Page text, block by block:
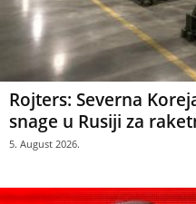
Rojters: Severna
snage u Rusiji za
5. August 2026.